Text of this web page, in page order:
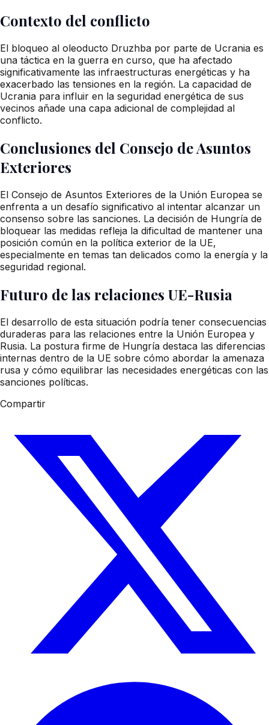
Contexto del conflicto
El bloqueo al oleoducto Druzhba por parte de Ucrania es
una táctica en la guerra en curso, que ha afectado
significativamente las infraestructuras energéticas y ha
exacerbado las tensiones en la región. La capacidad de
Ucrania para influir en la seguridad energética de sus
vecinos añade una capa adicional de complejidad al
conflicto.
Conclusiones del Consejo de Asuntos
Exteriores
El Consejo de Asuntos Exteriores de la Unión Europea se
enfrenta a un desafío significativo al intentar alcanzar un
consenso sobre las sanciones. La decisión de Hungría de
bloquear las medidas refleja la dificultad de mantener una
posición común en la política exterior de la UE,
especialmente en temas tan delicados como la energía y la
seguridad regional.
Futuro de las relaciones UE-Rusia
El desarrollo de esta situación podría tener consecuencias
duraderas para las relaciones entre la Unión Europea y
Rusia. La postura firme de Hungría destaca las diferencias
internas dentro de la UE sobre cómo abordar la amenaza
rusa y cómo equilibrar las necesidades energéticas con las
sanciones políticas.
Compartir